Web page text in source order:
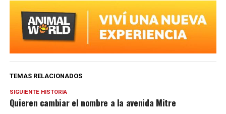
TEMAS RELACIONADOS
SIGUIENTE HISTORIA
Quieren cambiar el nombre a la avenida Mitre